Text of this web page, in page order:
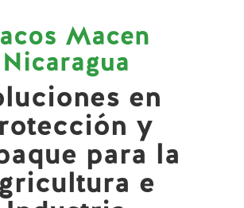
Macen
Nicaragua
en
y
para la
e